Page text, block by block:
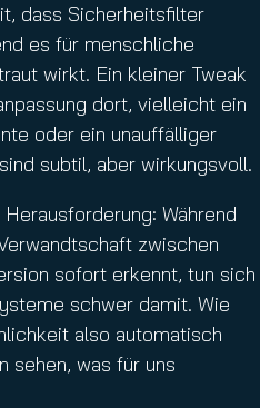
dass Sicherheitsfilter
es für menschliche
wirkt. Ein kleiner Tweak
dort, vielleicht ein
oder ein unauffälliger
subtil, aber wirkungsvoll.
Während
zwischen
sofort erkennt, tun sich
schwer damit. Wie
also automatisch
sehen, was für uns